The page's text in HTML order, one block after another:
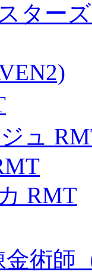
ター
ュ
RMT
術師